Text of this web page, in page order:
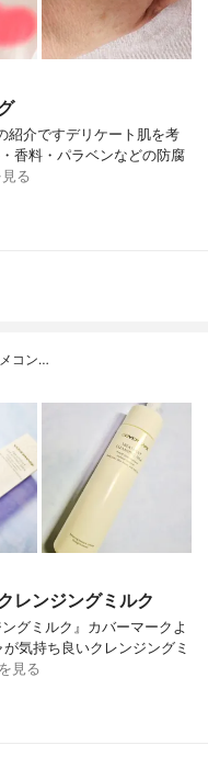
紹介ですデリケート肌を考
香料・パラベンなどの防腐
る
コン…
レンジングミルク
グミルク』カバーマークよ
気持ち良いクレンジングミ
見る